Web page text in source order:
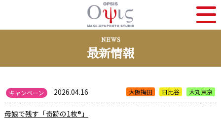
NEWS
最新情報
2026.04.16
キャンペーン 大阪梅田 日比谷 大丸東京
母娘で残す「奇跡の1枚®」